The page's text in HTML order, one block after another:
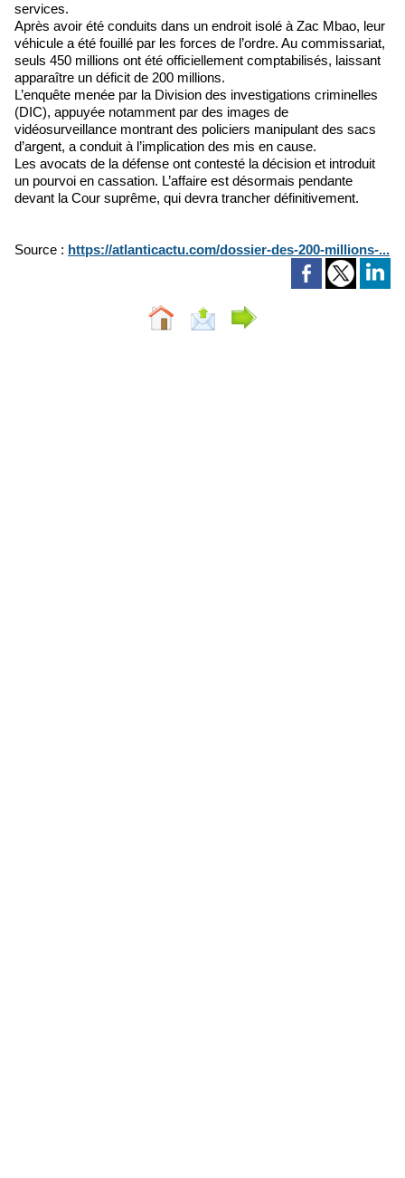
services.
Après avoir été conduits dans un endroit isolé à Zac Mbao, leur
véhicule a été fouillé par les forces de l’ordre. Au commissariat,
seuls 450 millions ont été officiellement comptabilisés, laissant
apparaître un déficit de 200 millions.
L’enquête menée par la Division des investigations criminelles
(DIC), appuyée notamment par des images de
vidéosurveillance montrant des policiers manipulant des sacs
d’argent, a conduit à l’implication des mis en cause.
Les avocats de la défense ont contesté la décision et introduit
un pourvoi en cassation. L’affaire est désormais pendante
devant la Cour suprême, qui devra trancher définitivement.
Source : https://atlanticactu.com/dossier-des-200-millions-...